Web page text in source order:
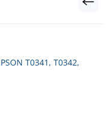
T0341, T0342,